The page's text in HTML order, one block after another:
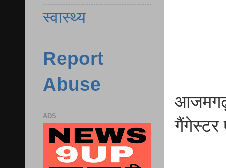
आजमगढ़
गैंगेस्टर
स्वास्थ्य
Report
Abuse
ADS